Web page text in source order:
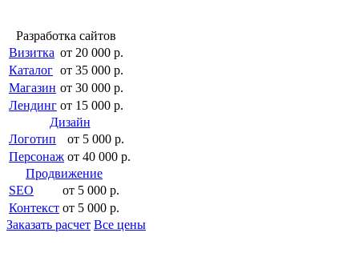
Разработка сайтов
Визитка от 20 000 р.
Каталог от 35 000 р.
Магазин от 30 000 р.
Лендинг от 15 000 р.
Дизайн
Логотип
от 5 000 р.
Персонаж от 40 000 р.
Продвижение
SEO
от 5 000 р.
Контекст от 5 000 р.
Заказать расчет Все цены